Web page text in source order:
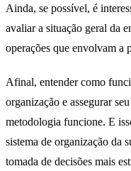
Ainda, se possível, é
avaliar a situação geral da
operações que envolvam a
Afinal, entender como
organização e assegurar
metodologia funcione. E
sistema de organização da
tomada de decisões mais